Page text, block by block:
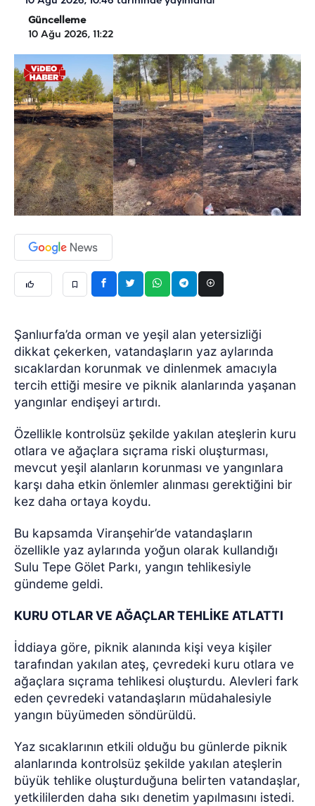
Güncelleme
10 Ağu 2026, 11:22
Şanlıurfa’da orman ve yeşil alan yetersizliği
dikkat çekerken, vatandaşların yaz aylarında
sıcaklardan korunmak ve dinlenmek amacıyla
tercih ettiği mesire ve piknik alanlarında yaşanan
yangınlar endişeyi artırdı.
Özellikle kontrolsüz şekilde yakılan ateşlerin kuru
otlara ve ağaçlara sıçrama riski oluşturması,
mevcut yeşil alanların korunması ve yangınlara
karşı daha etkin önlemler alınması gerektiğini bir
kez daha ortaya koydu.
Bu kapsamda Viranşehir’de vatandaşların
özellikle yaz aylarında yoğun olarak kullandığı
Sulu Tepe Gölet Parkı, yangın tehlikesiyle
gündeme geldi.
KURU OTLAR VE AĞAÇLAR TEHLİKE ATLATTI
İddiaya göre, piknik alanında kişi veya kişiler
tarafından yakılan ateş, çevredeki kuru otlara ve
ağaçlara sıçrama tehlikesi oluşturdu. Alevleri fark
eden çevredeki vatandaşların müdahalesiyle
yangın büyümeden söndürüldü.
Yaz sıcaklarının etkili olduğu bu günlerde piknik
alanlarında kontrolsüz şekilde yakılan ateşlerin
büyük tehlike oluşturduğuna belirten vatandaşlar,
yetkililerden daha sıkı denetim yapılmasını istedi.